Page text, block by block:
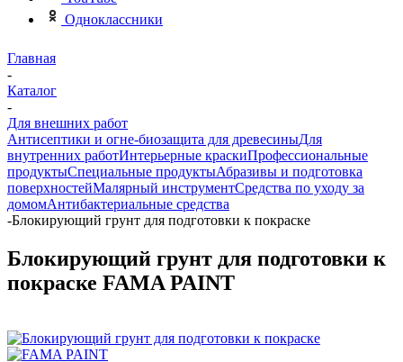
Одноклассники
Главная
-
Каталог
-
Для внешних работ
Антисептики и огне-биозащита для древесиныДля
внутренних работИнтерьерные краскиПрофессиональные
продуктыСпециальные продуктыАбразивы и подготовка
поверхностейМалярный инструментСредства по уходу за
домомАнтибактериальные средства
-Блокирующий грунт для подготовки к покраске
Блокирующий грунт для подготовки к
покраске FAMA PAINT